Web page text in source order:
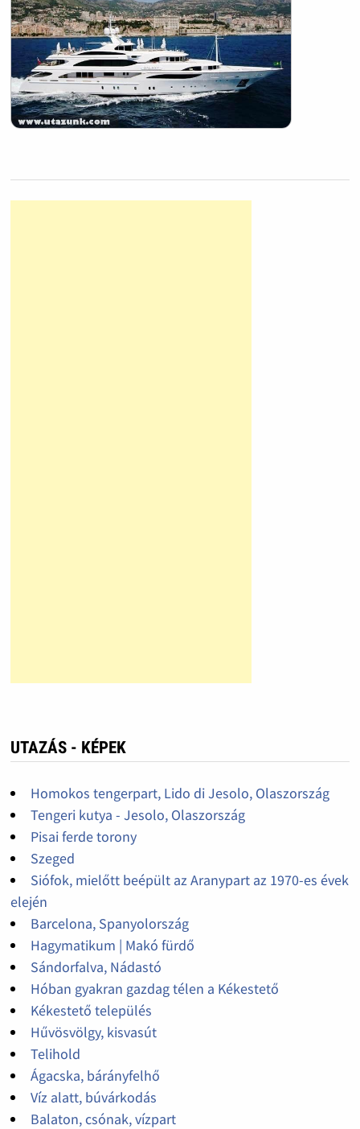
UTAZÁS - KÉPEK
Homokos tengerpart, Lido di Jesolo, Olaszország
Tengeri kutya - Jesolo, Olaszország
Pisai ferde torony
Szeged
Siófok, mielőtt beépült az Aranypart az 1970-es évek
elején
Barcelona, Spanyolország
Hagymatikum | Makó fürdő
Sándorfalva, Nádastó
Hóban gyakran gazdag télen a Kékestető
Kékestető település
Hűvösvölgy, kisvasút
Telihold
Ágacska, bárányfelhő
Víz alatt, búvárkodás
Balaton, csónak, vízpart